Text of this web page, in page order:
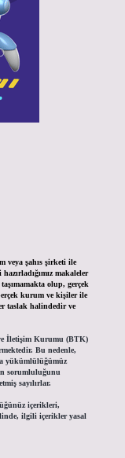
veya şahıs şirketi ile
makaleler
olup, gerçek
kurum ve kişiler ile
taslak halindedir ve
İletişim Kurumu (BTK)
Bu nedenle,
yükümlülüğümüz
sorumluluğunu
sayılırlar.
içerikleri,
ilgili içerikler yasal